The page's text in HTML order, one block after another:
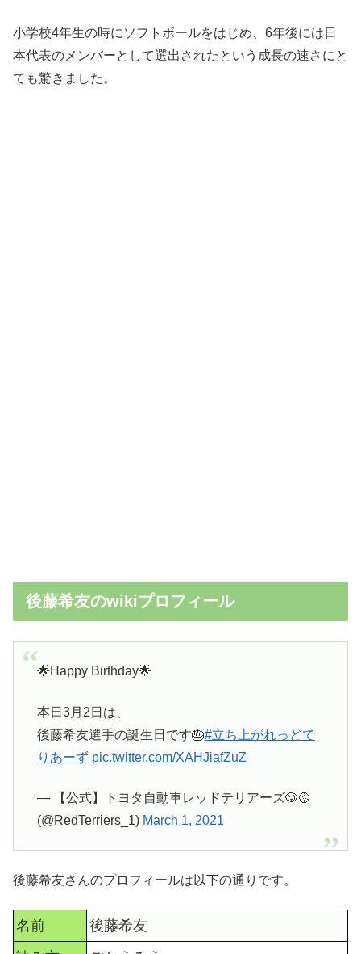
小学校4年生の時にソフトボールをはじめ、6年後には日
本代表のメンバーとして選出されたという成長の速さにと
ても驚きました。
後藤希友のwikiプロフィール
🌟Happy Birthday🌟
本日3月2日は、
後藤希友選手の誕生日です🎂#立ち上がれっどて
りあーず pic.twitter.com/XAHJiafZuZ
— 【公式】トヨタ自動車レッドテリアーズ🐶🥎
(@RedTerriers_1) March 1, 2021
後藤希友さんのプロフィールは以下の通りです。
名前
後藤希友